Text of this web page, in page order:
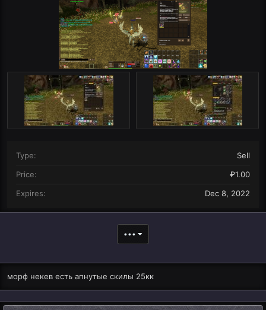
n
d
a
t
e
Type
Sell
Price
₽1.00
Expires
Dec 8, 2022
•••
морф некев есть апнутые скилы 25кк